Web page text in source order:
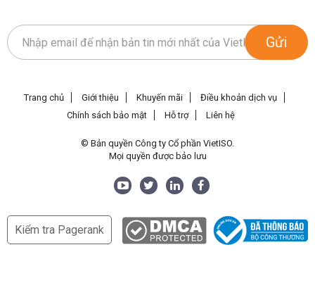
Gửi
Trang chủ Giới thiệu Khuyến mãi
Điều khoản dịch vụ
Chính sách bảo mật
Hỗ trợ Liên hệ
© Bản quyền Công ty Cổ phần VietISO.
Mọi quyền được bảo lưu
Kiểm tra Pagerank